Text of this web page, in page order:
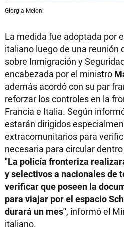
Giorgia Meloni
La medida fue adoptada por
italiano luego de una reunión
sobre Inmigración y
encabezada por el ministro
además acordó con su par
reforzar los controles en la
Francia e Italia. Según
estarán dirigidos
extracomunitarios para
necesaria para circular
"La policía fronteriza
y selectivos a nacionales de
verificar que poseen la
para viajar por el espacio
durará un mes", informó el
italiano.